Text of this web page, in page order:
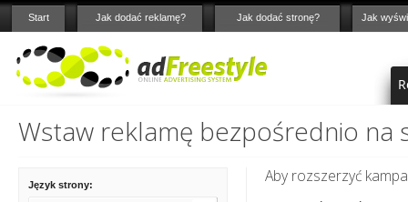
Start Jak dodać reklamę? Jak dodać stronę? Jak
Wstaw reklamę bezpośrednio na
Język strony: Aby rozszerzyć